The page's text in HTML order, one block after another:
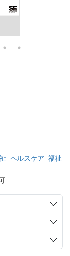
ヘルスケア 福祉